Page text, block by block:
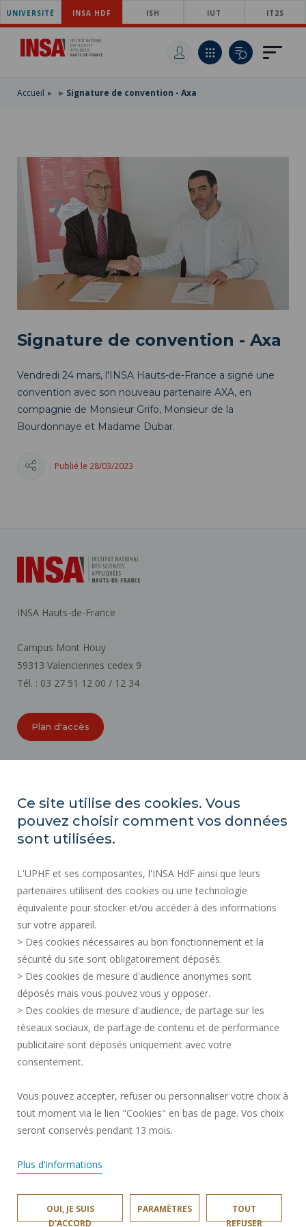
ACCÉDER
AU
MENU
PRINCIPAL
ALLER
CONTENU
ACCÉDER
RECHERCHE
UNIVERSITÉ INSA HDF ISH IUT IT2S
Accueil Signature de convention - Axa
Signature de convention - Axa
Vendredi 24 mars, l'INSA Hauts-de-France a signé une
convention avec son nouveau partenaire AXA, en
compagnie de Monsieur Grifo, Monsieur de la
Bourdonnaye et Madame Dubar.
Publié le 28/03/2023
INSA Hauts-de-France
Campus Mont Houy
59313 Valenciennes cedex 9
Tél. : 03 27 51 12 00 / 12 34
Plan d'accès
PLAN DU SITE
DONNÉES PERSONNELLES
MARCHÉS PUBLICS
MENTIONS LÉGALES
CRÉDITS
ESPACE PRESSE
SERVICES PUBLICS +
CONTACTS
Rejoignez-nous!
Ce site utilise des cookies. Vous
pouvez choisir comment vos données
sont utilisées.
L'UPHF et ses composantes, l'INSA HdF ainsi que leurs
partenaires utilisent des cookies ou une technologie
équivalente pour stocker et/ou accéder à des informations
sur votre appareil.
> Des cookies nécessaires au bon fonctionnement et la
sécurité du site sont obligatoirement déposés.
> Des cookies de mesure d'audience anonymes sont
déposés mais vous pouvez vous y opposer.
> Des cookies de mesure d'audience, de partage sur les
réseaux sociaux, de partage de contenu et de performance
publicitaire sont déposés uniquement avec votre
consentement.
Vous pouvez accepter, refuser ou personnaliser votre choix à
tout moment via le lien "Cookies" en bas de page. Vos choix
seront conservés pendant 13 mois.
Plus d'informations
OUI, JE SUIS
D'ACCORD
PARAMÈTRES
TOUT
REFUSER